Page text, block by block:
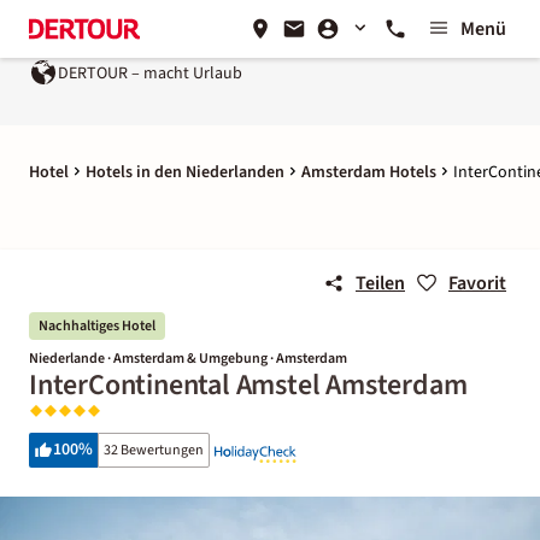
Menü
DERTOUR – macht Urlaub
Hotel Hotels in den Niederlanden Amsterdam Hotels
Teilen Favorit
Nachhaltiges Hotel
Niederlande · Amsterdam & Umgebung · Amsterdam
InterContinental Amstel Amsterdam
100% 32 Bewertungen